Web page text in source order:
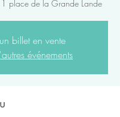
1 place de la Grande Lande
billet en vente
événements